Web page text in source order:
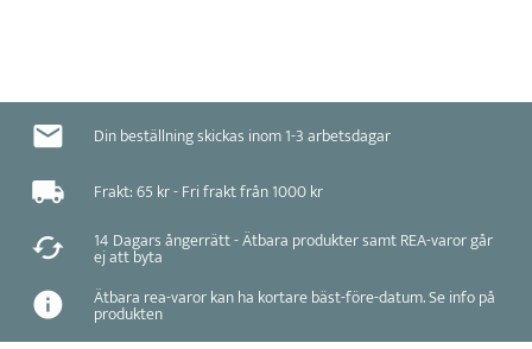
Din beställning skickas inom 1-3 arbetsdagar
Frakt: 65 kr - Fri frakt från 1000 kr
14 Dagars ångerrätt - Ätbara produkter samt REA-varor går
ej att byta
Ätbara rea-varor kan ha kortare bäst-före-datum. Se info på
produkten